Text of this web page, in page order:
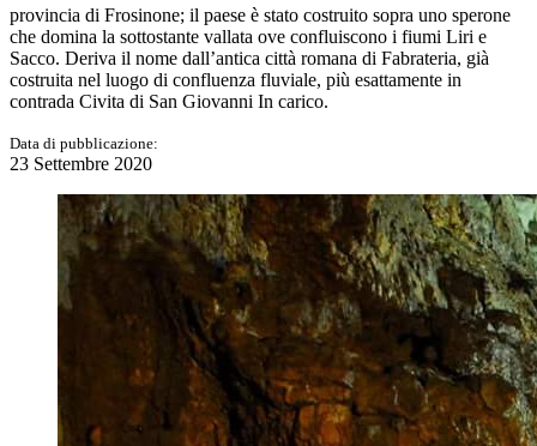
provincia di Frosinone; il paese è stato costruito sopra uno sperone
che domina la sottostante vallata ove confluiscono i fiumi Liri e
Sacco. Deriva il nome dall’antica città romana di Fabrateria, già
costruita nel luogo di confluenza fluviale, più esattamente in
contrada Civita di San Giovanni In carico.
Data di pubblicazione:
23 Settembre 2020